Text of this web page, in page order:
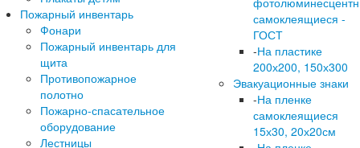
Пожарный инвентарь
Фонари
Пожарный инвентарь для
щита
Противопожарное
полотно
Пожарно-спасательное
оборудование
Лестницы
самоклеящиеся -
ГОСТ
-На пластике
200х200, 150х300
Эвакуационные знаки
-На пленке
самоклеящиеся
15х30, 20х20см